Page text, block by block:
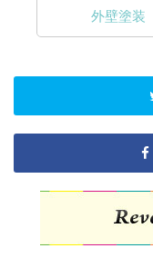
外壁塗装